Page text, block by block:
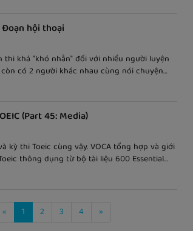
Đoạn hội thoại
khá "khó nhằn" đối với nhiều người luyện
có 2 người khác nhau cùng nói chuyện
(Part 45: Media)
kỳ thi Toeic cùng vậy. VOCA tổng hợp và giới
thông dụng từ bộ tài liệu 600 Essential
«
1 2 3 4 »